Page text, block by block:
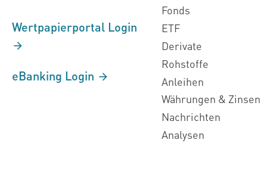
Wertpapierportal Login
eBanking Login
Fonds
ETF
Derivate
Rohstoffe
Anleihen
Währungen & Zinsen
Nachrichten
Analysen